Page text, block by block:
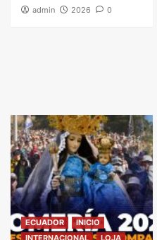
admin 2026 0
ECUADOR
INICIO
INTERNACIONAL
LOJA